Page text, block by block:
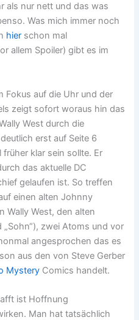
als nur nett und das was
Was mich immer noch
hier schon mal
allem Spoiler) gibt es im
Fokus auf die Uhr und der
zeigt sofort woraus hin das
West durch die
erst auf Seite 6
klar sein sollte. Er
das aktuelle DC
gelaufen ist. So treffen
einen alten Johnny
Wally West, den alten
„Sohn“), zwei Atoms und vor
angesprochen das es
aus den von Steve Gerber
Mystery Comics handelt.
ist Hoffnung
Man hat tatsächlich